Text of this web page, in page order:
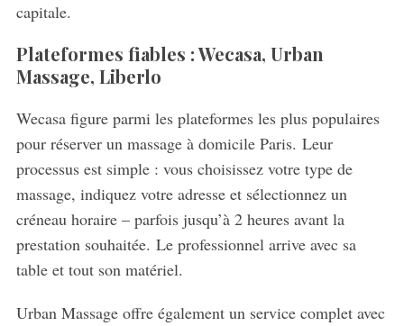
capitale.
Plateformes fiables : Wecasa, Urban
Massage, Liberlo
Wecasa figure parmi les plateformes les plus populaires
pour réserver un massage à domicile Paris. Leur
processus est simple : vous choisissez votre type de
massage, indiquez votre adresse et sélectionnez un
créneau horaire – parfois jusqu’à 2 heures avant la
prestation souhaitée. Le professionnel arrive avec sa
table et tout son matériel.
Urban Massage offre également un service complet avec